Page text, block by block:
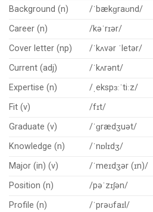
Background (n)
/ˈbækɡraʊnd/
Career (n)
/kəˈrɪər/
Cover letter (np)
/ˈkʌvər ˈletər/
Current (adj)
/ˈkʌrənt/
Expertise (n)
/ˌekspɜːˈtiːz/
Fit (v)
/fɪt/
Graduate (v)
/ˈɡrædʒuət/
Knowledge (n)
/ˈnɒlɪdʒ/
Major (in) (v)
/ˈmeɪdʒər (ɪn)/
Position (n)
/pəˈzɪʃən/
Profile (n)
/ˈprəʊfaɪl/